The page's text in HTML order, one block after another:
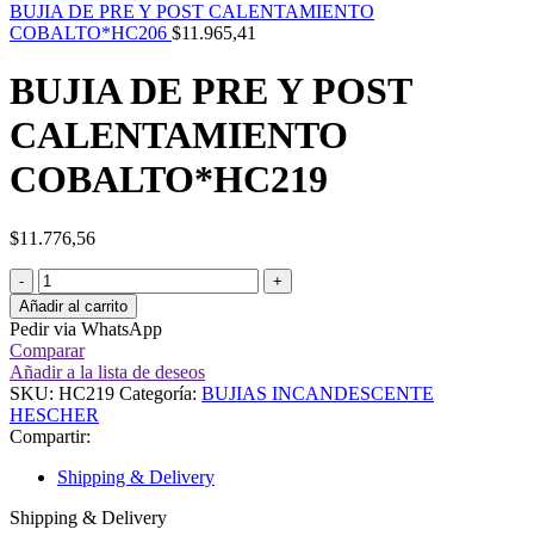
BUJIA DE PRE Y POST CALENTAMIENTO
COBALTO*HC206 $11.965,41
BUJIA DE PRE Y POST
CALENTAMIENTO
COBALTO*HC219
$11.776,56
Añadir al carrito
Pedir via WhatsApp
Comparar
Añadir a la lista de deseos
SKU: HC219 Categoría: BUJIAS INCANDESCENTE
HESCHER
Compartir:
Shipping & Delivery
Shipping & Delivery